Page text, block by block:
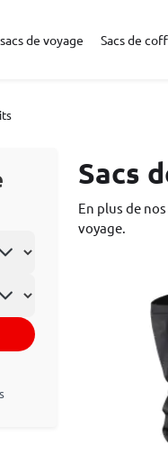
de voyage Sacs de
Sacs
En plus de
voyage.